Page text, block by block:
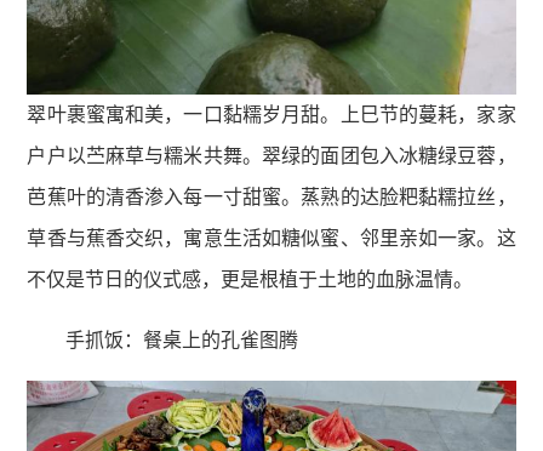
翠叶裹蜜寓和美，一口黏糯岁月甜。上巳节的蔓耗，家家
户户以苎麻草与糯米共舞。翠绿的面团包入冰糖绿豆蓉，
芭蕉叶的清香渗入每一寸甜蜜。蒸熟的达脸粑黏糯拉丝，
草香与蕉香交织，寓意生活如糖似蜜、邻里亲如一家。这
不仅是节日的仪式感，更是根植于土地的血脉温情。
手抓饭：餐桌上的孔雀图腾